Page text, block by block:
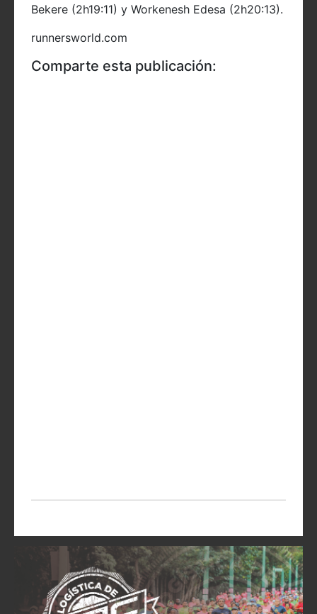
Bekere (2h19:11) y Workenesh Edesa (2h20:13).
runnersworld.com
Comparte esta publicación: